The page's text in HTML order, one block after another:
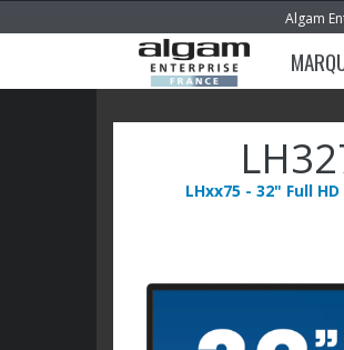
Algam
LHxx75 - 32" Full